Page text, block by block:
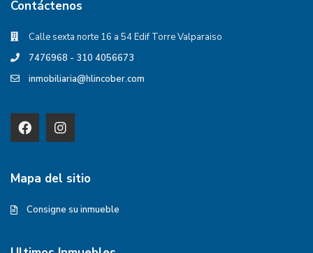
Contáctenos
Calle sexta norte 16 a 54 Edif Torre Valparaiso
7476968 - 310 4056673
inmobiliaria@hlincober.com
Mapa del sitio
Consigne su inmueble